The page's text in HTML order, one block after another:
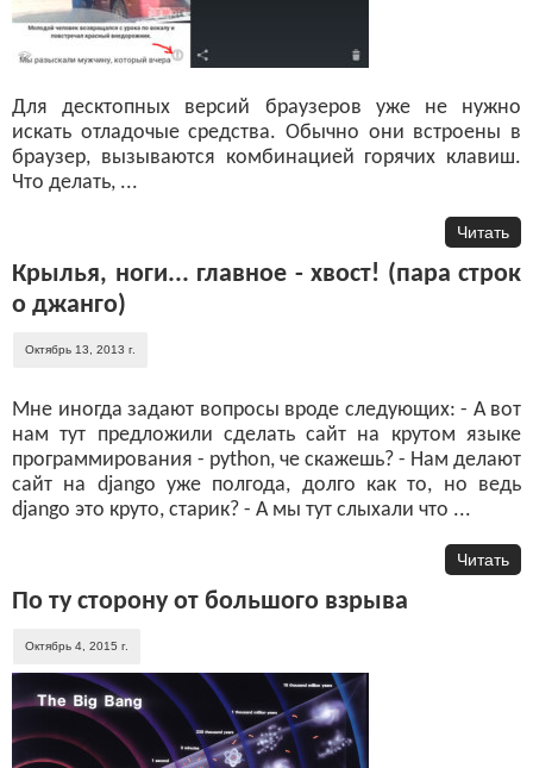
Для десктопных версий браузеров уже не нужно
искать отладочые средства. Обычно они встроены в
браузер, вызываются комбинацией горячих клавиш.
Что делать, ...
Читать
Крылья, ноги... главное - хвост! (пара строк
о джанго)
Октябрь 13, 2013 г.
Мне иногда задают вопросы вроде следующих: - А вот
нам тут предложили сделать сайт на крутом языке
программирования - python, че скажешь? - Нам делают
сайт на django уже полгода, долго как то, но ведь
django это круто, старик? - А мы тут слыхали что ...
Читать
По ту сторону от большого взрыва
Октябрь 4, 2015 г.